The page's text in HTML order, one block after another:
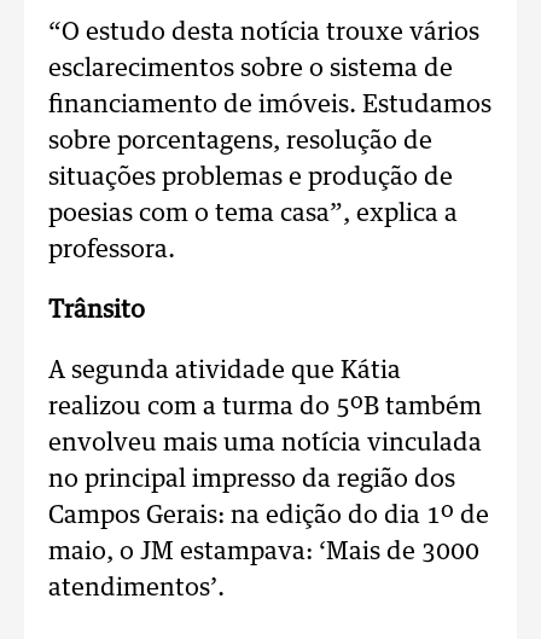
“O estudo desta notícia trouxe vários
esclarecimentos sobre o sistema de
financiamento de imóveis. Estudamos
sobre porcentagens, resolução de
situações problemas e produção de
poesias com o tema casa”, explica a
professora.
Trânsito
A segunda atividade que Kátia
realizou com a turma do 5ºB também
envolveu mais uma notícia vinculada
no principal impresso da região dos
Campos Gerais: na edição do dia 1º de
maio, o JM estampava: ‘Mais de 3000
atendimentos’.